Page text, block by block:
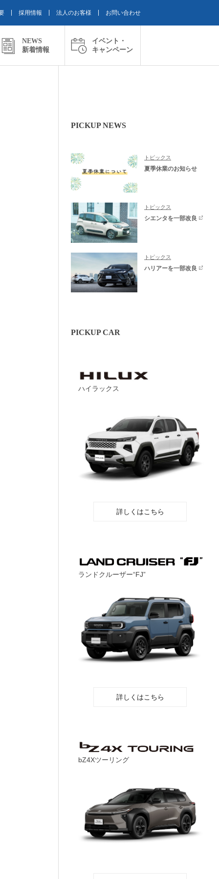
採用情報 法人のお客様 お問い合わせ
NEWS
新着情報
イベント・
キャンペーン
PICKUP NEWS
トピックス
夏季休業のお知らせ
トピックス
シエンタを一部改良
トピックス
ハリアーを一部改良
PICKUP CAR
ハイラックス
詳しくはこちら
ランドクルーザー“FJ”
詳しくはこちら
bZ4Xツーリング